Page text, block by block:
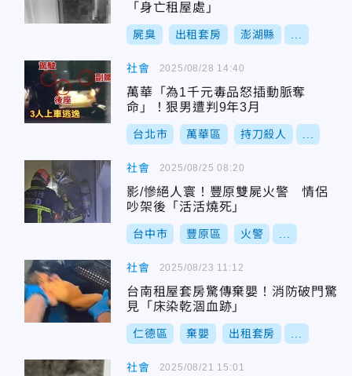
「身亡租屋處」
屍臭 出租套房 澎湖縣
社會
萬華「為1千元毒品怒插動脈奪
命」！狠男遭判9年3月
台北市 萬華區 持刀殺人
2025/08/28 14:40
社會
影/慘絕人寰！豐原雙屍火警 情侶
吵架後「活活燒死」
台中市 豐原區 火警
2025/08/25 08:20
社會
台南租屋套房驚傳棄嬰！消防破門驚
見「床染乾涸血跡」
仁德區 棄嬰 出租套房
2025/08/23 11:12
社會 2025/08/21 15:01